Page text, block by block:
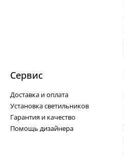
Сервис
Доставка и оплата
Установка светильников
Гарантия и качество
Помощь дизайнера